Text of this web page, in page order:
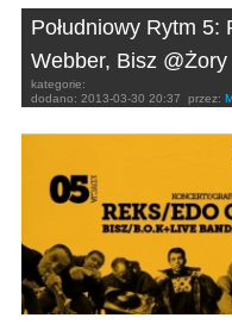
Południowy Rytm
Webber, Bisz @Żory
kategorie:
dodano: 2013-03-30 20:37 przez: